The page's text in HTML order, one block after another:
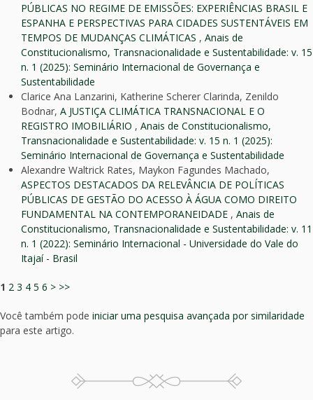
PÚBLICAS NO REGIME DE EMISSÕES: EXPERIÊNCIAS BRASIL E
ESPANHA E PERSPECTIVAS PARA CIDADES SUSTENTÁVEIS EM
TEMPOS DE MUDANÇAS CLIMÁTICAS , Anais de
Constitucionalismo, Transnacionalidade e Sustentabilidade: v. 15
n. 1 (2025): Seminário Internacional de Governança e
Sustentabilidade
Clarice Ana Lanzarini, Katherine Scherer Clarinda, Zenildo
Bodnar, A JUSTIÇA CLIMÁTICA TRANSNACIONAL E O
REGISTRO IMOBILIÁRIO , Anais de Constitucionalismo,
Transnacionalidade e Sustentabilidade: v. 15 n. 1 (2025):
Seminário Internacional de Governança e Sustentabilidade
Alexandre Waltrick Rates, Maykon Fagundes Machado,
ASPECTOS DESTACADOS DA RELEVÂNCIA DE POLÍTICAS
PÚBLICAS DE GESTÃO DO ACESSO À ÁGUA COMO DIREITO
FUNDAMENTAL NA CONTEMPORANEIDADE , Anais de
Constitucionalismo, Transnacionalidade e Sustentabilidade: v. 11
n. 1 (2022): Seminário Internacional - Universidade do Vale do
Itajaí - Brasil
1 2 3 4 5 6 > >>
Você também pode iniciar uma pesquisa avançada por similaridade
para este artigo.